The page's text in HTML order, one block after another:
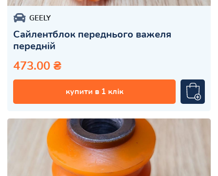
GEELY
Сайлентблок переднього важеля
передній
473.00 ₴
купити в 1 клік